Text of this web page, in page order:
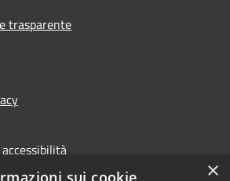
trasparente
×
sui cookie